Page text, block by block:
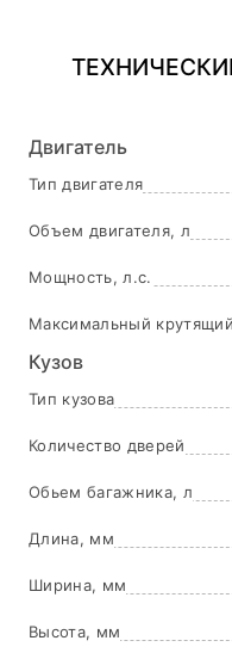
вождению
Двигатель
Тип двигателя
Объем двигателя, л
Мощность, л.с.
Максимальный
Кузов
Тип кузова
Количество дверей
Обьем багажника, л
Длина, мм
Ширина, мм
Высота, мм